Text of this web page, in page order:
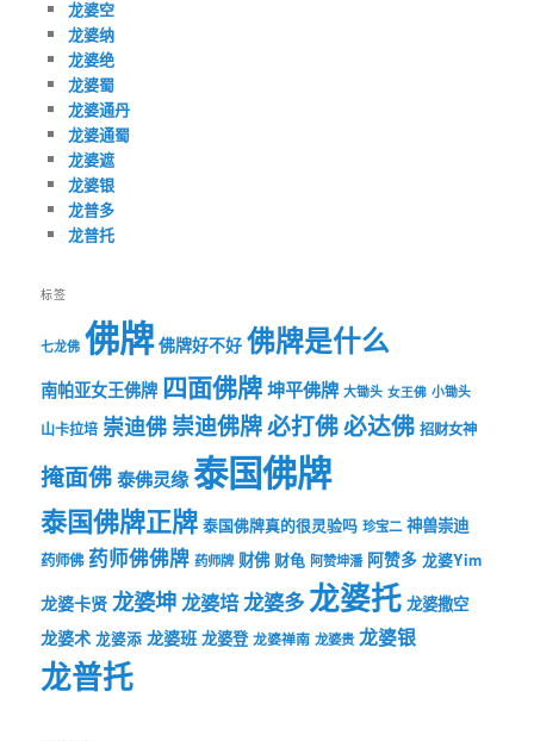
龙婆空
龙婆纳
龙婆绝
龙婆蜀
龙婆通丹
龙婆通蜀
龙婆遮
龙婆银
龙普多
龙普托
标签
七龙佛 佛牌 佛牌好不好 佛牌是什么
南帕亚女王佛牌 四面佛牌坤平佛牌 大锄头 女王佛 小锄头
山卡拉培 崇迪佛崇迪佛牌必打佛必达佛 招财女神
掩面佛泰佛灵缘泰国佛牌
泰国佛牌正牌 泰国佛牌真的很灵验吗 珍宝二 神兽崇迪
药师佛 药师佛佛牌 药师牌 财佛 财龟 阿赞坤潘 阿赞多 龙婆Yim
龙婆卡贤 龙婆坤龙婆培 龙婆多龙婆托 龙婆撒空
龙婆术 龙婆添 龙婆班 龙婆登 龙婆禅南 龙婆贵 龙婆银
龙普托